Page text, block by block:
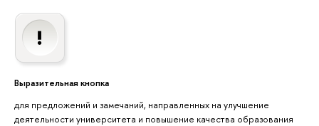
Выразительная кнопка
для предложений и замечаний, направленных на улучшение
деятельности университета и повышение качества образования